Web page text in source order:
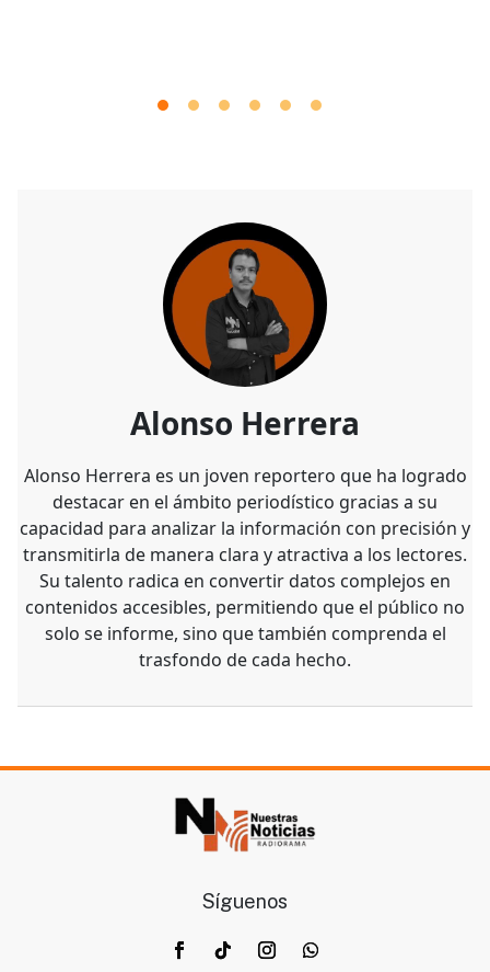
Alonso Herrera
Alonso Herrera es un joven reportero que ha logrado
destacar en el ámbito periodístico gracias a su
capacidad para analizar la información con precisión y
transmitirla de manera clara y atractiva a los lectores.
Su talento radica en convertir datos complejos en
contenidos accesibles, permitiendo que el público no
solo se informe, sino que también comprenda el
trasfondo de cada hecho.
Síguenos